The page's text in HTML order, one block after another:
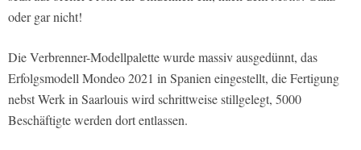
oder gar nicht!
Die Verbrenner-Modellpalette wurde massiv ausgedünnt, das
Erfolgsmodell Mondeo 2021 in Spanien eingestellt, die Fertigung
nebst Werk in Saarlouis wird schrittweise stillgelegt, 5000
Beschäftigte werden dort entlassen.